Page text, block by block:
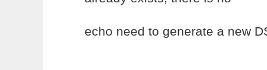
echo need to generate a new